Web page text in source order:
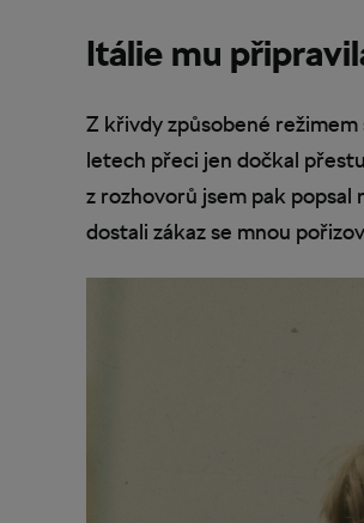
Itálie mu
Z křivdy způsobené
letech přeci jen dočkal
z rozhovorů jsem pak popsal
dostali zákaz se mnou